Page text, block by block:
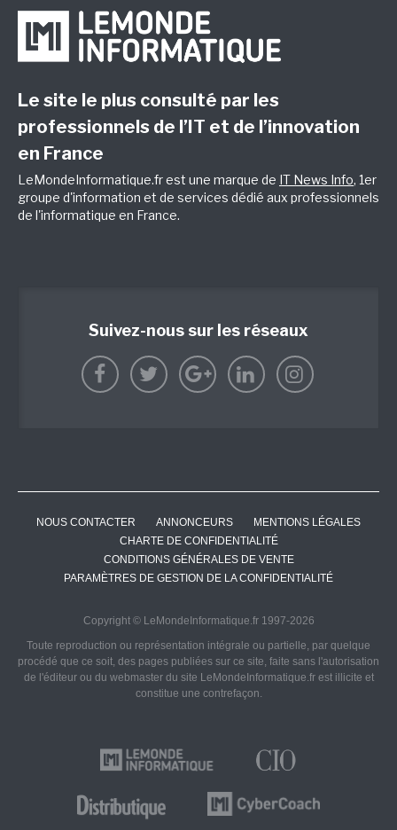
Le site le plus consulté par les
professionnels de l’IT et de l’innovation
en France
LeMondeInformatique.fr est une marque de IT News Info, 1er
groupe d'information et de services dédié aux professionnels
de l'informatique en France.
Suivez-nous sur les réseaux
NOUS CONTACTER ANNONCEURS
MENTIONS LÉGALES
CHARTE DE CONFIDENTIALITÉ
CONDITIONS GÉNÉRALES DE VENTE
PARAMÈTRES DE GESTION DE LA CONFIDENTIALITÉ
Copyright © LeMondeInformatique.fr 1997-2026
Toute reproduction ou représentation intégrale ou partielle, par quelque
procédé que ce soit, des pages publiées sur ce site, faite sans l'autorisation
de l'éditeur ou du webmaster du site LeMondeInformatique.fr est illicite et
constitue une contrefaçon.